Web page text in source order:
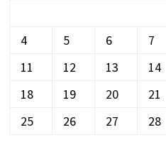
4
5 6 7
11
12 13 14
18
19 20 21
25
26 27 28